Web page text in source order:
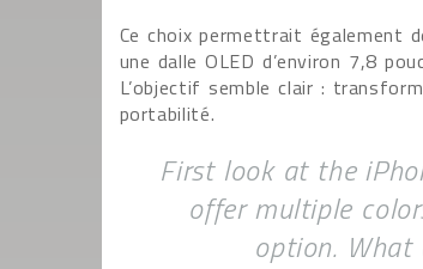
Ce choix permettrait également
une dalle OLED d’environ 7,8
L’objectif semble clair :
portabilité.
First look at the
offer multiple
option.